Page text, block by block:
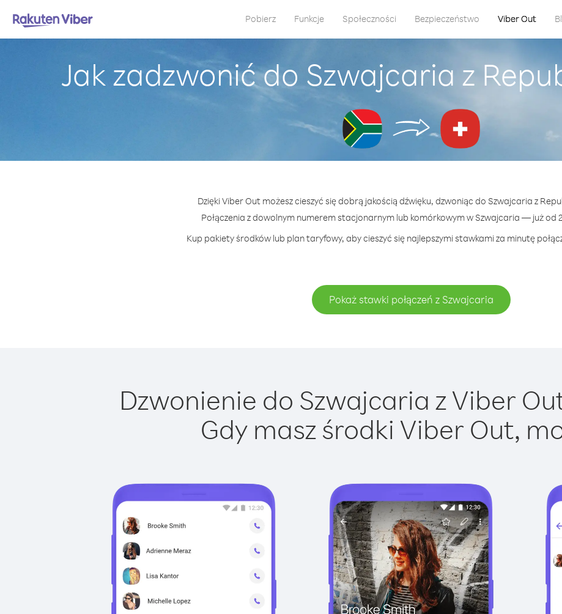
Pobierz Funkcje Społeczności Bezpieczeństwo Viber Out
Jak zadzwonić do Szwajcaria z
Dzięki Viber Out możesz cieszyć się dobrą jakością dźwięku, dzwoniąc do Szwajcaria z
Połączenia z dowolnym numerem stacjonarnym lub komórkowym w Szwajcaria — już od
Kup pakiety środków lub plan taryfowy, aby cieszyć się najlepszymi stawkami za minutę
Pokaż stawki połączeń z Szwajcaria
Dzwonienie do Szwajcaria z Viber
Gdy masz środki Viber Out,